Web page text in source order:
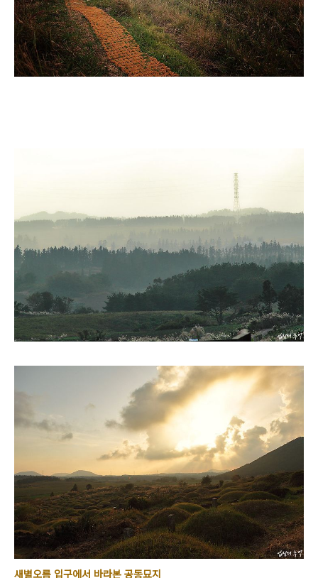
새별오름 입구에서 바라본 공동묘지